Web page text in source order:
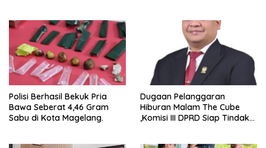
Polisi Berhasil Bekuk Pria
Bawa Seberat 4,46 Gram
Sabu di Kota Magelang.
Dugaan Pelanggaran
Hiburan Malam The Cube
,Komisi III DPRD Siap Tindak